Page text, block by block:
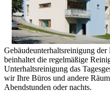
Gebäudeunterhaltsreinigung
beinhaltet die regelmäßige
Unterhaltsreinigung das
wir Ihre Büros und andere
Abendstunden oder nachts.